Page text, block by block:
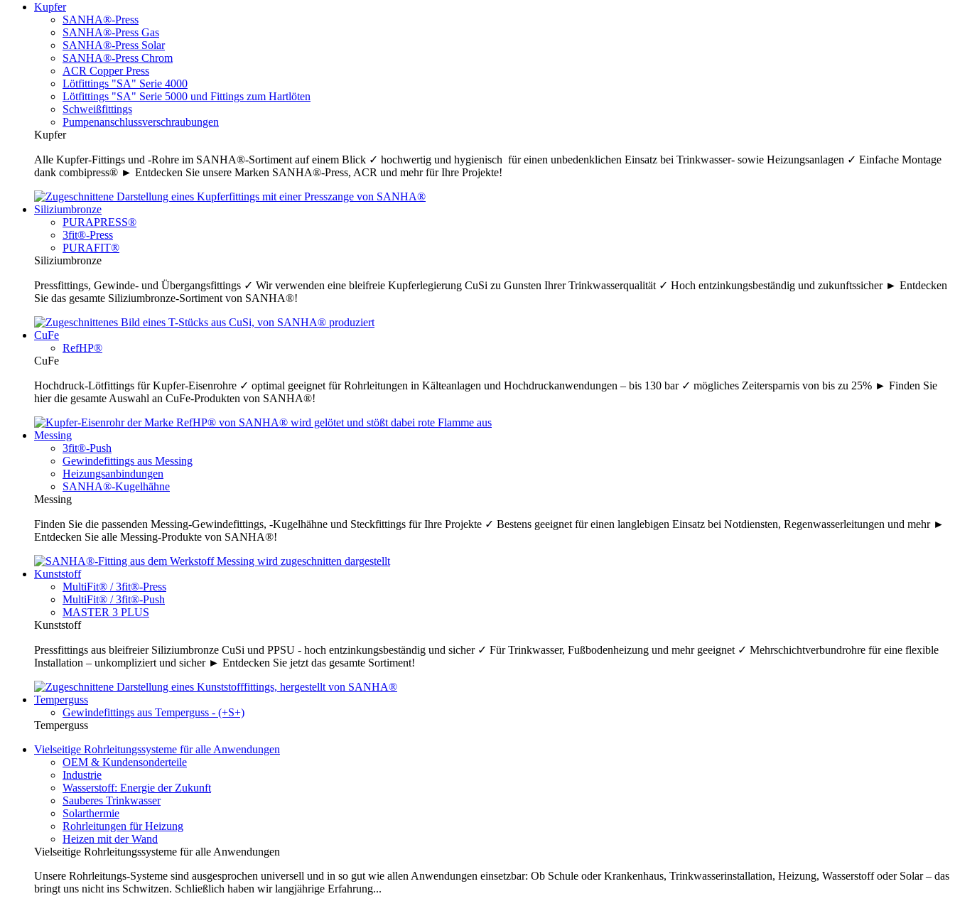
Kupfer
SANHA®-Press
SANHA®-Press Gas
SANHA®-Press Solar
SANHA®-Press Chrom
ACR Copper Press
Lötfittings "SA" Serie 4000
Lötfittings "SA" Serie 5000 und Fittings zum Hartlöten
Schweißfittings
Pumpenanschlussverschraubungen
Kupfer
Alle Kupfer-Fittings und -Rohre im SANHA®-Sortiment auf einem Blick ✓ hochwertig und hygienisch für einen unbedenklichen Einsatz bei Trinkwasser- sowie Heizungsanlagen ✓ Einfache Montage
dank combipress® ► Entdecken Sie unsere Marken SANHA®-Press, ACR und mehr für Ihre Projekte!
Siliziumbronze
PURAPRESS®
3fit®-Press
PURAFIT®
Siliziumbronze
Pressfittings, Gewinde- und Übergangsfittings ✓ Wir verwenden eine bleifreie Kupferlegierung CuSi zu Gunsten Ihrer Trinkwasserqualität ✓ Hoch entzinkungsbeständig und zukunftssicher ► Entdecken
Sie das gesamte Siliziumbronze-Sortiment von SANHA®!
CuFe
RefHP®
CuFe
Hochdruck-Lötfittings für Kupfer-Eisenrohre ✓ optimal geeignet für Rohrleitungen in Kälteanlagen und Hochdruckanwendungen – bis 130 bar ✓ mögliches Zeitersparnis von bis zu 25% ► Finden Sie
hier die gesamte Auswahl an CuFe-Produkten von SANHA®!
Messing
3fit®-Push
Gewindefittings aus Messing
Heizungsanbindungen
SANHA®-Kugelhähne
Messing
Finden Sie die passenden Messing-Gewindefittings, -Kugelhähne und Steckfittings für Ihre Projekte ✓ Bestens geeignet für einen langlebigen Einsatz bei Notdiensten, Regenwasserleitungen und mehr ►
Entdecken Sie alle Messing-Produkte von SANHA®!
Kunststoff
MultiFit® / 3fit®-Press
MultiFit® / 3fit®-Push
MASTER 3 PLUS
Kunststoff
Pressfittings aus bleifreier Siliziumbronze CuSi und PPSU - hoch entzinkungsbeständig und sicher ✓ Für Trinkwasser, Fußbodenheizung und mehr geeignet ✓ Mehrschichtverbundrohre für eine flexible
Installation – unkompliziert und sicher ► Entdecken Sie jetzt das gesamte Sortiment!
Temperguss
Gewindefittings aus Temperguss - (+S+)
Temperguss
Vielseitige Rohrleitungssysteme für alle Anwendungen
OEM & Kundensonderteile
Industrie
Wasserstoff: Energie der Zukunft
Sauberes Trinkwasser
Solarthermie
Rohrleitungen für Heizung
Heizen mit der Wand
Vielseitige Rohrleitungssysteme für alle Anwendungen
Unsere Rohrleitungs-Systeme sind ausgesprochen universell und in so gut wie allen Anwendungen einsetzbar: Ob Schule oder Krankenhaus, Trinkwasserinstallation, Heizung, Wasserstoff oder Solar – das
bringt uns nicht ins Schwitzen. Schließlich haben wir langjährige Erfahrung...